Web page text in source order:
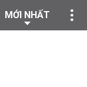
MỚI NHẤT